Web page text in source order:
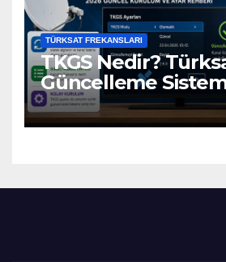
TÜRKSAT FREKANSLARI
TKGS Nedir?
Güncelleme
Ayarları)